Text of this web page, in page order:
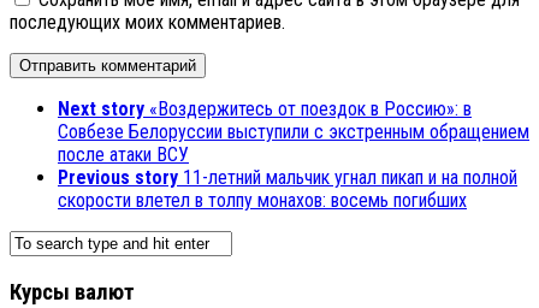
последующих моих комментариев.
Next story «Воздержитесь от поездок в Россию»: в
Совбезе Белоруссии выступили с экстренным обращением
после атаки ВСУ
Previous story 11-летний мальчик угнал пикап и на полной
скорости влетел в толпу монахов: восемь погибших
Курсы валют